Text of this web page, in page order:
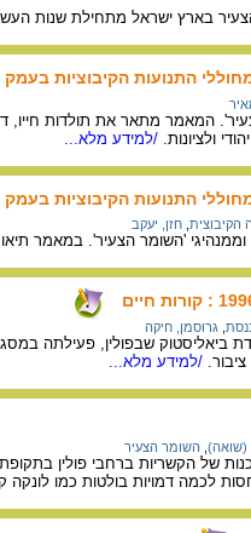
בארץ ישראל מתחילת שנות
התנועות הקיבוציות
המאמר מתאר את תולדות חייו,
ולציונות. /למידע מלא...
התנועות הקיבוציות
הקיבוצית חזן, יעקב
'השומר הצעיר'. במאמר
גרוסמן, חיקה
ביאליסטוק שבפולין, פעילתה
/למידע מלא...
(שואה) השומר הצעיר
של הקשריות ברחבי פולין
לכמה דמויות בולטות כמו לונקה